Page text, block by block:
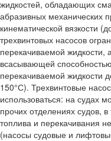
жидкостей, обладающих
абразивных механических
кинематической вязкости
трехвинтовых насосов
перекачиваемой жидкости,
всасывающей
перекачиваемой жидкости
150°С). Трехвинтовые
использоваться: на судах
прочих отделениях судов,
топлива и перекачивания
(насосы судовые и